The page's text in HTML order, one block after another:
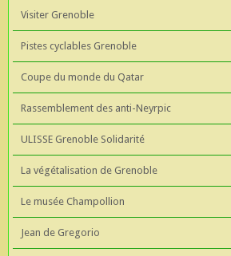
Visiter Grenoble
Pistes cyclables Grenoble
Coupe du monde du Qatar
Rassemblement des anti-Neyrpic
ULISSE Grenoble Solidarité
La végétalisation de Grenoble
Le musée Champollion
Jean de Gregorio